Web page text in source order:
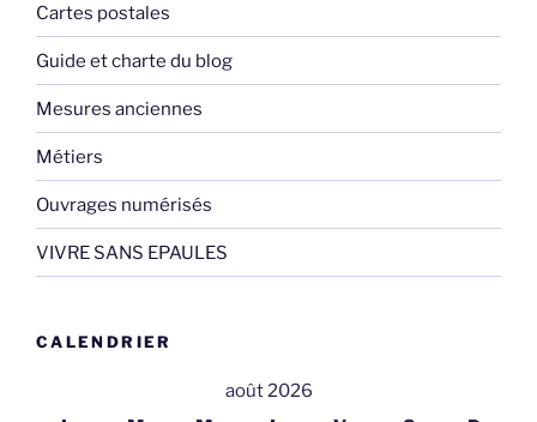
Cartes postales
Guide et charte du blog
Mesures anciennes
Métiers
Ouvrages numérisés
VIVRE SANS EPAULES
CALENDRIER
août 2026